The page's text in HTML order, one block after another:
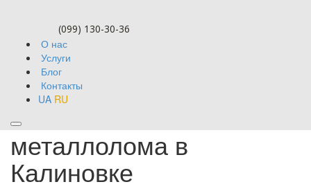
(099) 130-30-36
О нас
Услуги
Блог
Контакты
UA RU
Самовывоз
металлолома в
Калиновке